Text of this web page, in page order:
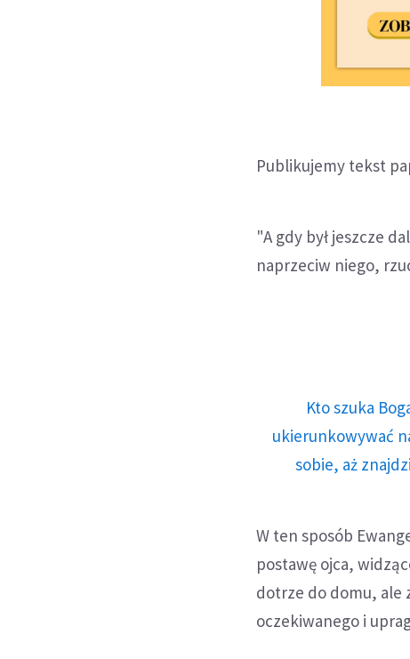
Publikujemy tekst
"A gdy był jeszcze
naprzeciw niego,
Kto szuka
ukierunkowywać
sobie, aż
W ten sposób
postawę ojca,
dotrze do domu, ale
oczekiwanego i